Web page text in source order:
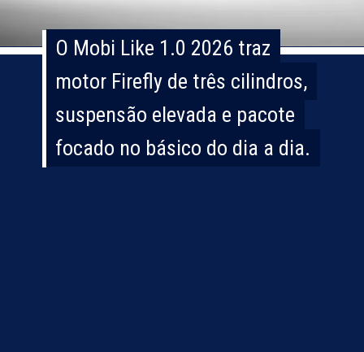
O Mobi Like 1.0 2026 traz
motor Firefly de três cilindros,
suspensão elevada e pacote
focado no básico do dia a dia.
O Mobi Like 1.0 2026 traz
motor Firefly de três cilindros,
suspensão elevada e pacote
focado no básico do dia a dia.